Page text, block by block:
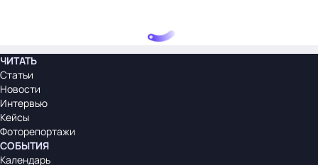
ЧИТАТЬ
Статьи
Новости
Интервью
Кейсы
Фоторепортажи
СОБЫТИЯ
Календарь